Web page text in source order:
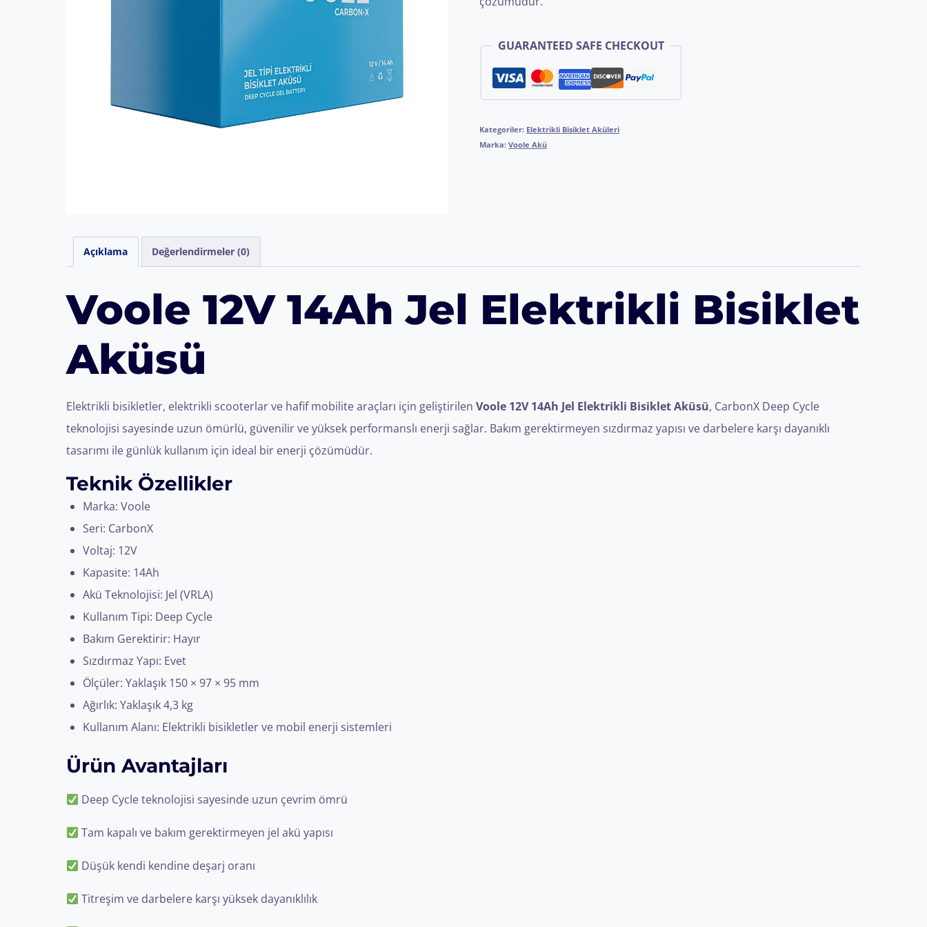
GUARANTEED SAFE CHECKOUT
Kategoriler: Elektrikli Bisiklet Aküleri
Marka:Voole Akü
Açıklama Değerlendirmeler (0)
Voole 12V 14Ah Jel Elektrikli Bisiklet
Aküsü
Elektrikli bisikletler, elektrikli scooterlar ve hafif mobilite araçları için geliştirilen Voole 12V 14Ah Jel Elektrikli Bisiklet Aküsü, CarbonX Deep Cycle
teknolojisi sayesinde uzun ömürlü, güvenilir ve yüksek performanslı enerji sağlar. Bakım gerektirmeyen sızdırmaz yapısı ve darbelere karşı dayanıklı
tasarımı ile günlük kullanım için ideal bir enerji çözümüdür.
Teknik Özellikler
Marka: Voole
Seri: CarbonX
Voltaj: 12V
Kapasite: 14Ah
Akü Teknolojisi: Jel (VRLA)
Kullanım Tipi: Deep Cycle
Bakım Gerektirir: Hayır
Sızdırmaz Yapı: Evet
Ölçüler: Yaklaşık 150 × 97 × 95 mm
Ağırlık: Yaklaşık 4,3 kg
Kullanım Alanı: Elektrikli bisikletler ve mobil enerji sistemleri
Ürün Avantajları
Deep Cycle teknolojisi sayesinde uzun çevrim ömrü
Tam kapalı ve bakım gerektirmeyen jel akü yapısı
Düşük kendi kendine deşarj oranı
Titreşim ve darbelere karşı yüksek dayanıklılık